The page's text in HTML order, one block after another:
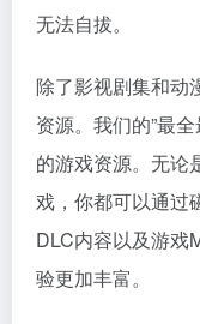
无法自拔。
除了影视剧集和动
资源。我们的”最
的游戏资源。无论
戏，你都可以通过
DLC内容以及游戏
验更加丰富。